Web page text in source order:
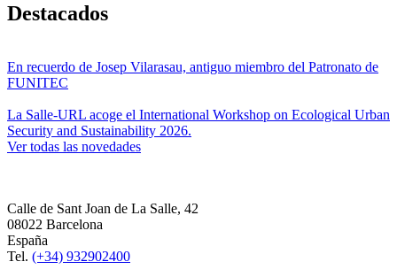
Destacados
En recuerdo de Josep Vilarasau, antiguo miembro del Patronato de
FUNITEC
La Salle-URL acoge el International Workshop on Ecological Urban
Security and Sustainability 2026.
Ver todas las novedades
Calle de Sant Joan de La Salle, 42
08022 Barcelona
España
Tel. (+34) 932902400